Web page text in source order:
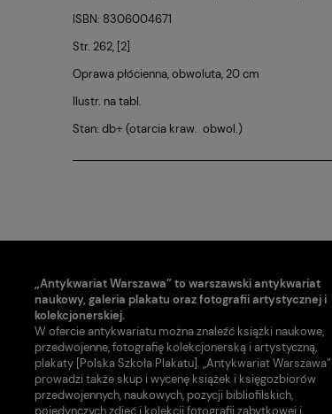
ISBN: 8306004671
Str. 262, [2]
Oprawa płócienna, obwoluta, 20 cm
Ilustr. na tabl.
Stan: db+ (otarcia kraw. obwol.)
„Antykwariat Warszawa” to warszawski antykwariat
naukowy, galeria plakatu oraz fotografii artystycznej i
kolekcjonerskiej.
W ofercie antykwariatu można znaleźć książki naukowe,
przedwojenne, fotografię kolekcjonerską i artystyczną,
plakaty [Polska Szkoła Plakatu]. „Antykwariat Warszawa”
prowadzi także skup i wycenę książek i księgozbiorów
przedwojennych, naukowych, pozycji bibliofilskich,